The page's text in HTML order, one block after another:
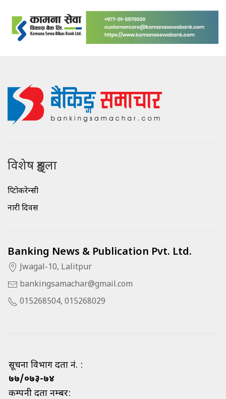
विशेष शृङ्खला
क्रिप्टोकरेन्सी
नारी दिवस
Banking News & Publication Pvt. Ltd.
Jwagal-10, Lalitpur
bankingsamachar@gmail.com
015268504, 015268029
सूचना विभाग दर्ता नं. :
७७/०७३-७४
कम्पनी दर्ता नम्बर: